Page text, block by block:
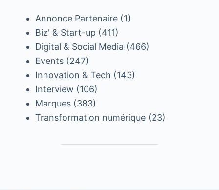
Annonce Partenaire(1)
Biz' & Start-up (411)
Digital & Social Media (466)
Events(247)
Innovation & Tech (143)
Interview (106)
Marques(383)
Transformation numérique(23)